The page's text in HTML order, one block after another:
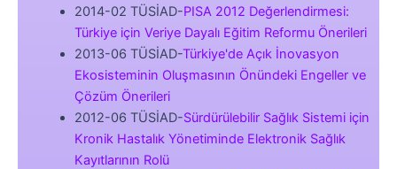
2014-02 TÜSİAD-PISA 2012 Değerlendirmesi:
Türkiye için Veriye Dayalı Eğitim Reformu Önerileri
2013-06 TÜSİAD-Türkiye'de Açık İnovasyon
Ekosisteminin Oluşmasının Önündeki Engeller ve
Çözüm Önerileri
2012-06 TÜSİAD-Sürdürülebilir Sağlık Sistemi için
Kronik Hastalık Yönetiminde Elektronik Sağlık
Kayıtlarının Rolü